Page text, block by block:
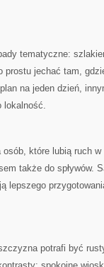
tematyczne:
prostu jechać tam,
na jeden dzień,
lokalność.
które lubią ruch
także do spływów.
lepszego
potrafi być